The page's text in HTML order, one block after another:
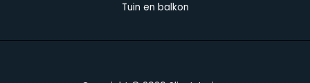
Tuin en balkon